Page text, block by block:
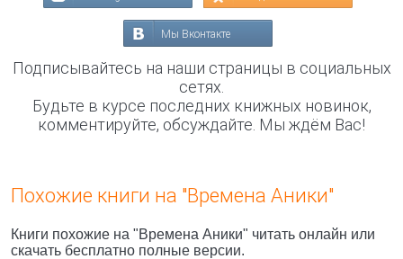
Мы Вконтакте
Подписывайтесь на наши страницы в социальных
сетях.
Будьте в курсе последних книжных новинок,
комментируйте, обсуждайте. Мы ждём Вас!
Похожие книги на "Времена Аники"
Книги похожие на "Времена Аники" читать онлайн или
скачать бесплатно полные версии.